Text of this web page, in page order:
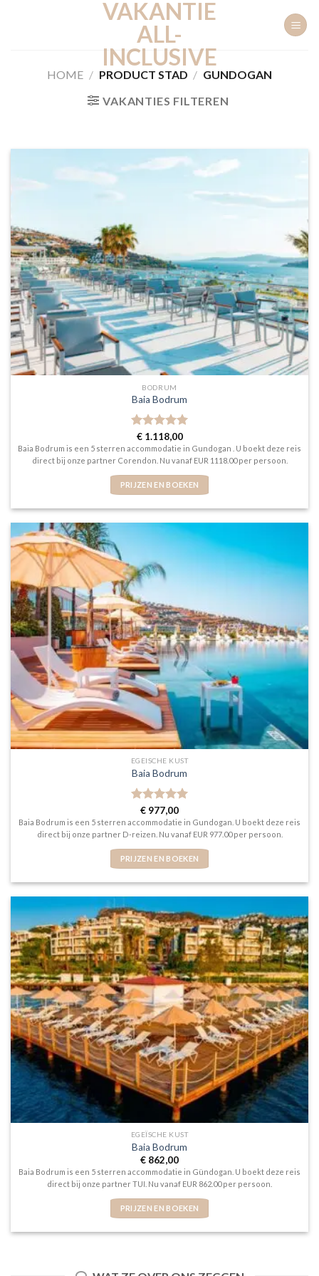
VAKANTIE
ALL-
INCLUSIVE
HOME / PRODUCT STAD / GUNDOGAN
VAKANTIES FILTEREN
BODRUM
Baia Bodrum
Gewaardeerd
5uit 5
€1.118,00
Baia Bodrum is een 5 sterren accommodatie in Gundogan . U boekt deze reis
direct bij onze partner Corendon. Nu vanaf EUR 1118.00 per persoon.
PRIJZEN EN BOEKEN
EGEISCHE KUST
Baia Bodrum
Gewaardeerd
5uit 5
€ 977,00
Baia Bodrum is een 5 sterren accommodatie in Gundogan. U boekt deze reis
direct bij onze partner D-reizen. Nu vanaf EUR 977.00 per persoon.
PRIJZEN EN BOEKEN
EGEÏSCHE KUST
Baia Bodrum
€ 862,00
Baia Bodrum is een 5 sterren accommodatie in Gündogan. U boekt deze reis
direct bij onze partner TUI. Nu vanaf EUR 862.00 per persoon.
PRIJZEN EN BOEKEN